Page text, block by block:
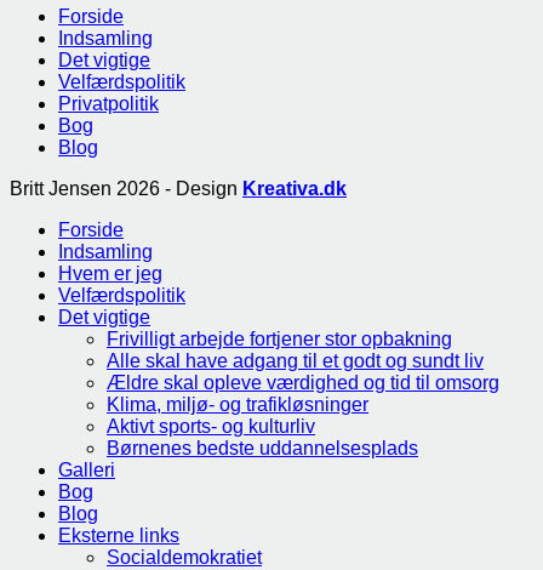
Forside
Indsamling
Det vigtige
Velfærdspolitik
Privatpolitik
Bog
Blog
Britt Jensen 2026 - Design Kreativa.dk
Forside
Indsamling
Hvem er jeg
Velfærdspolitik
Det vigtige
Frivilligt arbejde fortjener stor opbakning
Alle skal have adgang til et godt og sundt liv
Ældre skal opleve værdighed og tid til omsorg
Klima, miljø- og trafikløsninger
Aktivt sports- og kulturliv
Børnenes bedste uddannelsesplads
Galleri
Bog
Blog
Eksterne links
Socialdemokratiet